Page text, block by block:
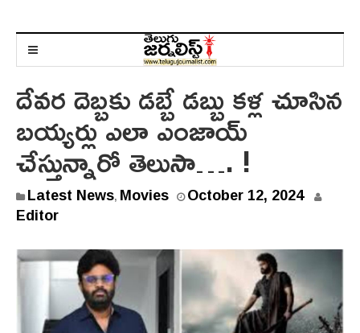
దేవ‌ర దెబ్బ‌కు డ‌బ్బే డ‌బ్బు క‌ళ్ల‌ చూసిన
బ‌య్య‌ర్లు ఎలా ఎంజాయ్
చేస్తున్నారో తెలుసా…. !
Latest News, Movies October 12, 2024
Editor